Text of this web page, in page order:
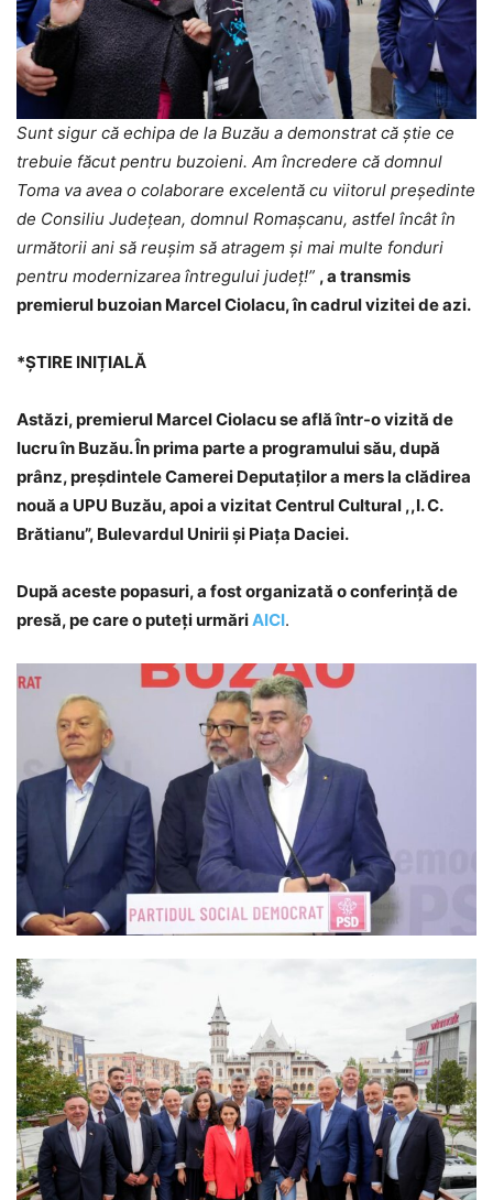
Sunt sigur că echipa de la Buzău a demonstrat că știe ce
trebuie făcut pentru buzoieni. Am încredere că domnul
Toma va avea o colaborare excelentă cu viitorul președinte
de Consiliu Județean, domnul Romașcanu, astfel încât în
următorii ani să reușim să atragem și mai multe fonduri
pentru modernizarea întregului județ!” , a transmis
premierul buzoian Marcel Ciolacu, în cadrul vizitei de azi.
*ȘTIRE INIȚIALĂ
Astăzi, premierul Marcel Ciolacu se află într-o vizită de
lucru în Buzău. În prima parte a programului său, după
prânz, preșdintele Camerei Deputaților a mers la clădirea
nouă a UPU Buzău, apoi a vizitat Centrul Cultural ,,I. C.
Brătianu”, Bulevardul Unirii și Piața Daciei.
După aceste popasuri, a fost organizată o conferință de
presă, pe care o puteți urmăriAICI.